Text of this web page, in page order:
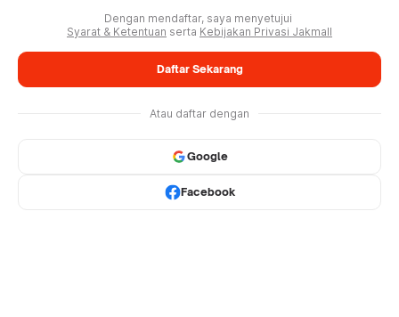
Dengan mendaftar, saya menyetujui
Syarat & Ketentuan serta Kebijakan Privasi Jakmall
Daftar Sekarang
Atau daftar dengan
Google
Facebook